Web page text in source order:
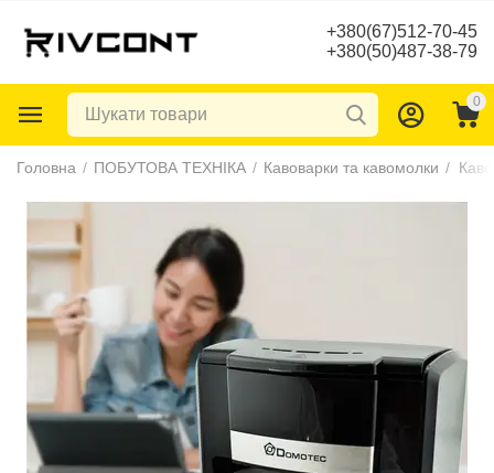
+380(67)512-70-45
+380(50)487-38-79
0
Головна / ПОБУТОВА ТЕХНІКА / Кавоварки та кавомолки /